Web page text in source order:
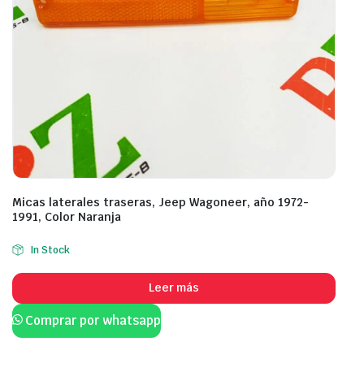
Micas laterales traseras, Jeep Wagoneer, año 1972-
1991, Color Naranja
In Stock
Leer más
Comprar por whatsapp